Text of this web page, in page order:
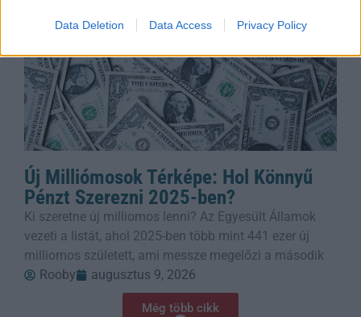
Data Deletion Data Access Privacy Policy
Új Milliómosok Térképe: Hol Könnyű
Pénzt Szerezni 2025-ben?
Ki szeretne új milliomos lenni? Az Egyesült Államok
vezeti a listát, ahol 2025-ben több mint 441 ezer új
milliomos született, ami messze megelőzi a második
Rooby
augusztus 9, 2026
Még több cikk